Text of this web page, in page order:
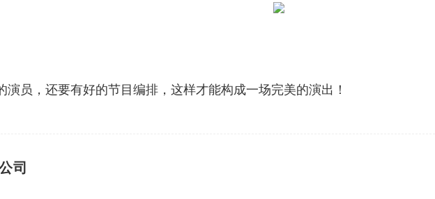
员，还要有好的节目编排，这样才能构成一场完美的演出！
司